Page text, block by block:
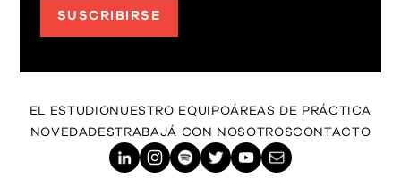
SUSCRIBIRSE
EL ESTUDIONUESTRO EQUIPOÁREAS DE PRÁCTICA
NOVEDADESTRABAJÁ CON NOSOTROSCONTACTO